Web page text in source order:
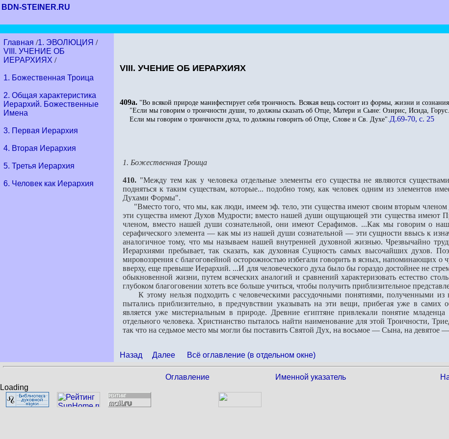
BDN-STEINER.RU
Главная /1. ЭВОЛЮЦИЯ /
VIII. УЧЕНИЕ ОБ
ИЕРАРХИЯХ /
1. Божественная Троица
2. Общая характеристика
Иерархий. Божественные
Имена
3. Первая Иерархия
4. Вторая Иерархия
5. Третья Иерархия
6. Человек как Иерархия
VIII. УЧЕНИЕ ОБ ИЕРАРХИЯХ
409a. "Во всякой природе манифестирует себя троичность. Всякая вещь состоит из формы, жизни и
"Если мы говорим о троичности души, то должны сказать об Отце, Матери и Сыне: Озирис, Исида, Горус.
Если мы говорим о троичности духа, то должны говорить об Отце, Слове и Св. Духе".Д.69-70, с. 25
1. Божественная Троица
410. "Между тем как у человека отдельные элементы его существа не являются
подняться к таким существам, которые... подобно тому, как человек одним из элементов
Духами Формы".
"Вместо того, что мы, как люди, имеем эф. тело, эти существа имеют своим вторым членом
эти существа имеют Духов Мудрости; вместо нашей души ощущающей эти существа имеют
членом, вместо нашей души сознательной, они имеют Серафимов. ...Как мы говорим о
серафического элемента — как мы из нашей души сознательной — эти сущности ввысь к
аналогичное тому, что мы называем нашей внутренней духовной жизнью. Чрезвычайно
Иерархиями пребывает, так сказать, как духовная Сущность самых высочайших духов.
мировоззрения с благоговейной осторожностью избегали говорить в ясных, напоминающих о
вверху, еще превыше Иерархий. ...И для человеческого духа было бы гораздо достойнее не
обыкновенной жизни, путем всяческих аналогий и сравнений характеризовать естество
глубоком благоговении хотеть все больше учиться, чтобы получить приблизительное
К этому нельзя подходить с человеческими рассудочными понятиями, полученными из
пытались приблизительно, в предчувствии указывать на эти вещи, прибегая уже в самих
является уже мистериальным в природе. Древние египтяне привлекали понятие
отдельного человека. Христианство пыталось найти наименование для этой Троичности,
так что на седьмое место мы могли бы поставить Святой Дух, на восьмое — Сына, на девятое
Назад Далее Всё оглавление (в отдельном окне)
Оглавление Именной указатель
Loading